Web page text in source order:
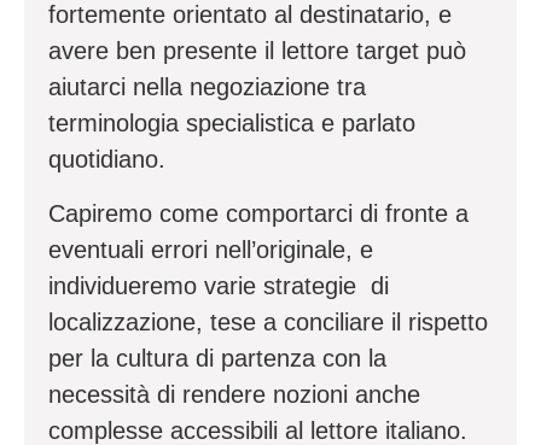
fortemente orientato al destinatario, e
avere ben presente il lettore target può
aiutarci nella negoziazione tra
terminologia specialistica e parlato
quotidiano.
Capiremo come comportarci di fronte a
eventuali errori nell’originale, e
individueremo varie strategie di
localizzazione, tese a conciliare il rispetto
per la cultura di partenza con la
necessità di rendere nozioni anche
complesse accessibili al lettore italiano.